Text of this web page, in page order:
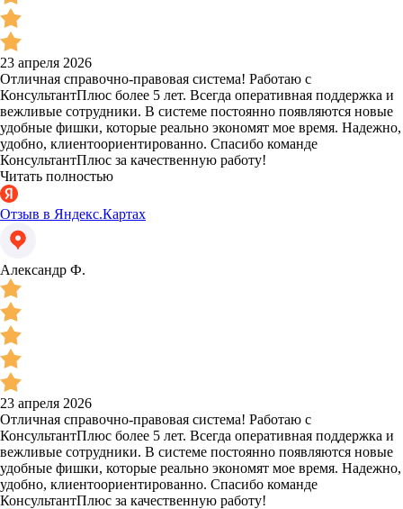
23 апреля 2026
Отличная справочно-правовая система! Работаю с
КонсультантПлюс более 5 лет. Всегда оперативная поддержка и
вежливые сотрудники. В системе постоянно появляются новые
удобные фишки, которые реально экономят мое время. Надежно,
удобно, клиентоориентированно. Спасибо команде
КонсультантПлюс за качественную работу!
Читать полностью
Отзыв в Яндекс.Картах
Александр Ф.
23 апреля 2026
Отличная справочно-правовая система! Работаю с
КонсультантПлюс более 5 лет. Всегда оперативная поддержка и
вежливые сотрудники. В системе постоянно появляются новые
удобные фишки, которые реально экономят мое время. Надежно,
удобно, клиентоориентированно. Спасибо команде
КонсультантПлюс за качественную работу!